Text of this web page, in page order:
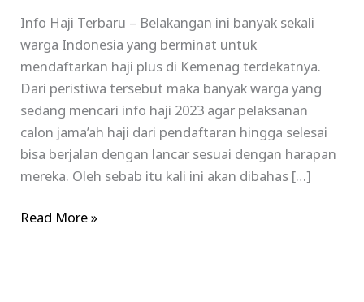
Info Haji Terbaru – Belakangan ini banyak sekali
warga Indonesia yang berminat untuk
mendaftarkan haji plus di Kemenag terdekatnya.
Dari peristiwa tersebut maka banyak warga yang
sedang mencari info haji 2023 agar pelaksanan
calon jama’ah haji dari pendaftaran hingga selesai
bisa berjalan dengan lancar sesuai dengan harapan
mereka. Oleh sebab itu kali ini akan dibahas […]
Read More »